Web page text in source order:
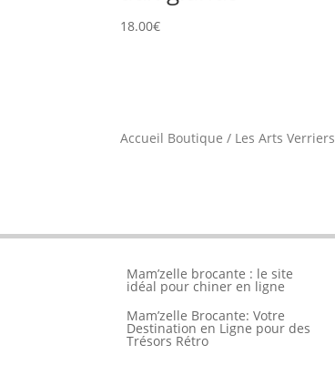
18.00€
Accueil Boutique / Les Arts Verriers
Mam’zelle brocante : le site
idéal pour chiner en ligne
Mam’zelle Brocante: Votre
Destination en Ligne pour des
Trésors Rétro